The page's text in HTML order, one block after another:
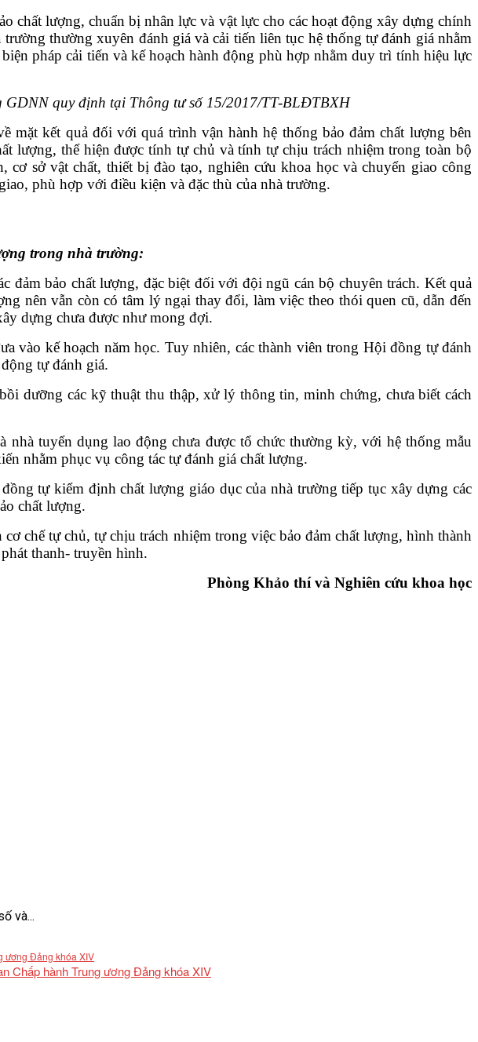
chất lượng, chuẩn bị nhân lực và vật lực cho các hoạt động xây dựng chính
thường xuyên đánh giá và cải tiến liên tục hệ thống tự đánh giá nhằm
pháp cải tiến và kế hoạch hành động phù hợp nhằm duy trì tính hiệu lực
quy định tại Thông tư số 15/2017/TT-BLĐTBXH
kết quả đối với quá trình vận hành hệ thống bảo đảm chất lượng bên
lượng, thể hiện được tính tự chủ và tính tự chịu trách nhiệm trong toàn bộ
sở vật chất, thiết bị đào tạo, nghiên cứu khoa học và chuyển giao công
phù hợp với điều kiện và đặc thù của nhà trường.
trong nhà trường:
đảm bảo chất lượng, đặc biệt đối với đội ngũ cán bộ chuyên trách. Kết quả
nên vẫn còn có tâm lý ngại thay đổi, làm việc theo thói quen cũ, dẫn đến
dựng chưa được như mong đợi.
vào kế hoạch năm học. Tuy nhiên, các thành viên trong Hội đồng tự đánh
tự đánh giá.
dưỡng các kỹ thuật thu thập, xử lý thông tin, minh chứng, chưa biết cách
tuyển dụng lao động chưa được tổ chức thường kỳ, với hệ thống mẫu
nhằm phục vụ công tác tự đánh giá chất lượng.
tự kiểm định chất lượng giáo dục của nhà trường tiếp tục xây dựng các
chất lượng.
chế tự chủ, tự chịu trách nhiệm trong việc bảo đảm chất lượng, hình thành
thanh- truyền hình.
Phòng Khảo thí và Nghiên cứu khoa học
và...
Chấp hành Trung ương Đảng khóa XIV